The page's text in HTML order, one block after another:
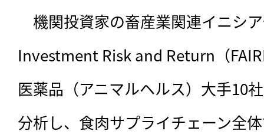
機関投資家の畜産業関連イニシ
Investment Risk and Return（
医薬品（アニマルヘルス）大手10
分析し、食肉サプライチェーン全